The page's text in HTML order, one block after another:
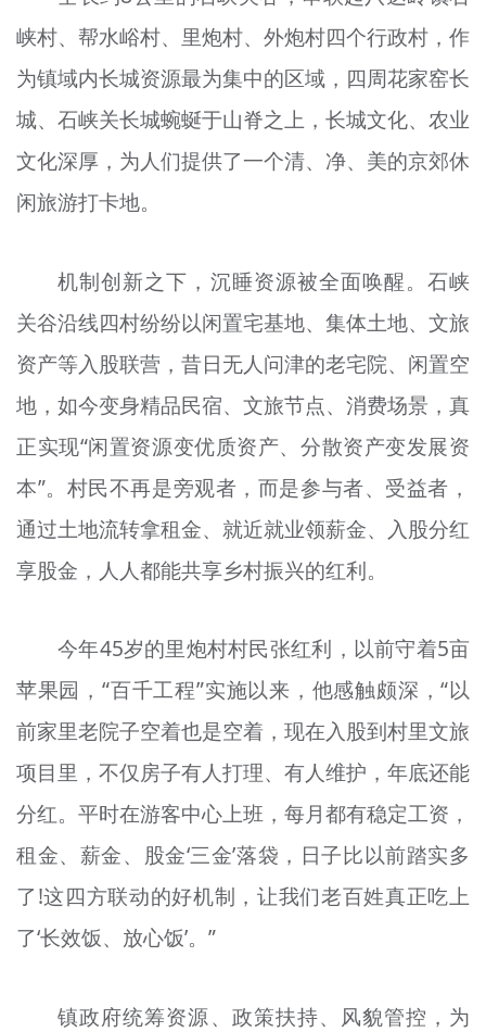
峡村、帮水峪村、里炮村、外炮村四个行政村，作
为镇域内长城资源最为集中的区域，四周花家窑长
城、石峡关长城蜿蜒于山脊之上，长城文化、农业
文化深厚，为人们提供了一个清、净、美的京郊休
闲旅游打卡地。
机制创新之下，沉睡资源被全面唤醒。石峡
关谷沿线四村纷纷以闲置宅基地、集体土地、文旅
资产等入股联营，昔日无人问津的老宅院、闲置空
地，如今变身精品民宿、文旅节点、消费场景，真
正实现“闲置资源变优质资产、分散资产变发展资
本”。村民不再是旁观者，而是参与者、受益者，
通过土地流转拿租金、就近就业领薪金、入股分红
享股金，人人都能共享乡村振兴的红利。
今年45岁的里炮村村民张红利，以前守着5亩
苹果园，“百千工程”实施以来，他感触颇深，“以
前家里老院子空着也是空着，现在入股到村里文旅
项目里，不仅房子有人打理、有人维护，年底还能
分红。平时在游客中心上班，每月都有稳定工资，
租金、薪金、股金‘三金’落袋，日子比以前踏实多
了!这四方联动的好机制，让我们老百姓真正吃上
了‘长效饭、放心饭’。”
镇政府统筹资源、政策扶持、风貌管控，为